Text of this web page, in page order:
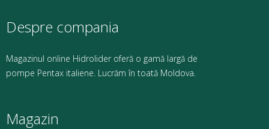
Despre compania
Magazinul online Hidrolider oferă o gamă largă de
pompe Pentax italiene. Lucrăm în toată Moldova.
Magazin